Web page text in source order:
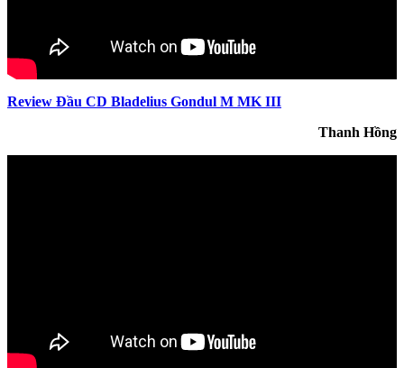
Review Đầu CD Bladelius Gondul M MK III
Thanh Hồng